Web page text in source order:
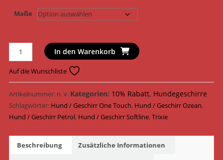
Maße
Trixie
Hundegeschirr
Softline
Elegance
One
Touch
Geschirr
116512
In den Warenkorb
Auf die Wunschliste
Artikelnummer: n. v. Kategorien: 10% Rabatt, Hundegeschirre
Schlagwörter: Hund / Geschirr One Touch, Hund / Geschirr Ozean,
Hund / Geschirr Petrol, Hund / Geschirr Softline,Trixie
Beschreibung
Zusätzliche Informationen